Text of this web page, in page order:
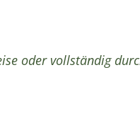
oder vollständig